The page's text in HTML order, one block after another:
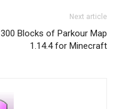
Next article
300 Blocks of Parkour Map
1.14.4 for Minecraft